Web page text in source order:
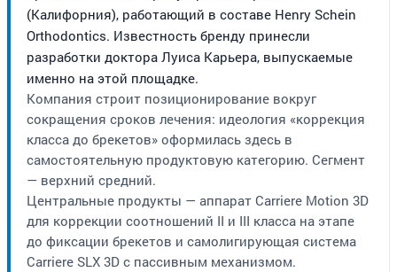
(Калифорния), работающий в составе Henry Schein
Orthodontics. Известность бренду принесли
разработки доктора Луиса Карьера, выпускаемые
именно на этой площадке.
Компания строит позиционирование вокруг
сокращения сроков лечения: идеология «коррекция
класса до брекетов» оформилась здесь в
самостоятельную продуктовую категорию. Сегмент
— верхний средний.
Центральные продукты — аппарат Carriere Motion 3D
для коррекции соотношений II и III класса на этапе
до фиксации брекетов и самолигирующая система
Carriere SLX 3D с пассивным механизмом.